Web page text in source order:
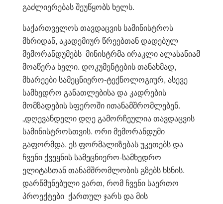
გაძლიერებას შეუწყობს ხელს.
საქართველოს თავდაცვის სამინისტროს
მხრიდან, აკადემიურ წრეებთან დადებულ
მემორანდუმებს მინისტრმა ირაკლი ალასანიამ
მოაწერა ხელი. დოკუმენტების თანახმად,
მხარეები სამეცნიერო-ტექნოლოგიურ, ასევე
სამხედრო განათლებისა და კადრების
მომზადების სფეროში ითანამშრომლებენ.
„დღევანდელი დღე გამორჩეულია თავდაცვის
სამინისტროსთვის. ორი მემორანდუმი
გაფორმდა. ეს ფორმალიზებას უკეთებს და
ჩვენი ქვეყნის სამეცნიერო-სამხედრო
ელიტასთან თანამშრომლობის გზებს ხსნის.
დარწმუნებული ვართ, რომ ჩვენი საერთო
პროექტები ქართულ ჯარს და მის